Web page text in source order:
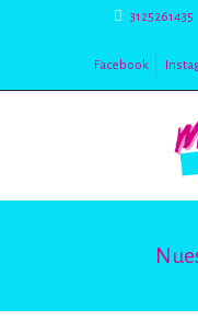
3125261435
Facebook